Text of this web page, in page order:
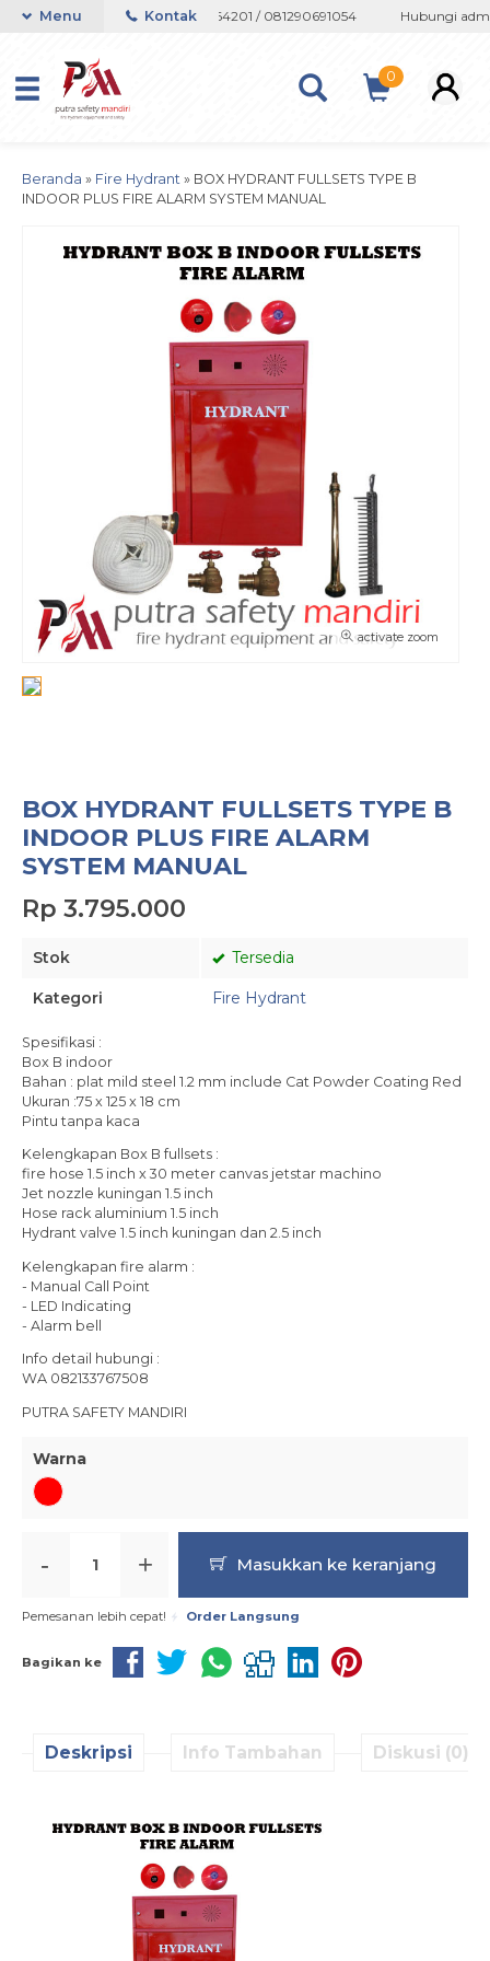
082133767508 / 081237364201 / 081290691054 Hubungi admin
Menu Kontak
0
Beranda » Fire Hydrant » BOX HYDRANT FULLSETS TYPE B
INDOOR PLUS FIRE ALARM SYSTEM MANUAL
activate zoom
BOX HYDRANT FULLSETS TYPE B
INDOOR PLUS FIRE ALARM
SYSTEM MANUAL
Rp 3.795.000
Stok Tersedia
Kategori Fire Hydrant
Spesifikasi :
Box B indoor
Bahan : plat mild steel 1.2 mm include Cat Powder Coating Red
Ukuran :75 x 125 x 18 cm
Pintu tanpa kaca
Kelengkapan Box B fullsets :
fire hose 1.5 inch x 30 meter canvas jetstar machino
Jet nozzle kuningan 1.5 inch
Hose rack aluminium 1.5 inch
Hydrant valve 1.5 inch kuningan dan 2.5 inch
Kelengkapan fire alarm :
- Manual Call Point
- LED Indicating
- Alarm bell
Info detail hubungi :
WA 082133767508
PUTRA SAFETY MANDIRI
Warna
- + Masukkan ke keranjang
Pemesanan lebih cepat! Order Langsung
Bagikan ke
Deskripsi Info Tambahan Diskusi (0)